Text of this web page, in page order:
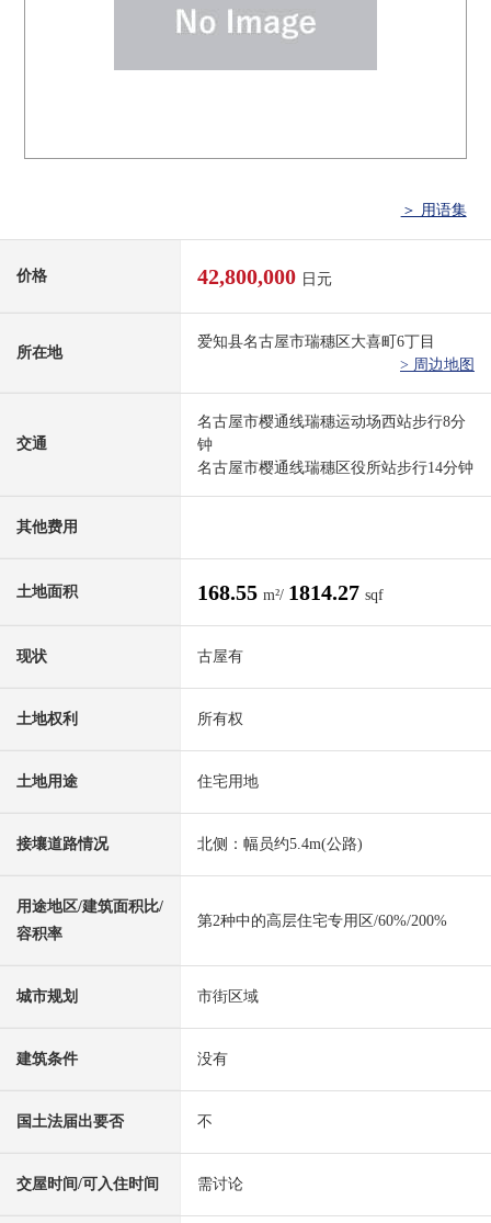
＞ 用语集
价格 42,800,000 日元
所在地
爱知县名古屋市瑞穗区大喜町6丁目
> 周边地图
交通
名古屋市樱通线瑞穗运动场西站步行8分
钟
名古屋市樱通线瑞穗区役所站步行14分钟
其他费用
土地面积 168.55 m²/ 1814.27 sqf
现状 古屋有
土地权利 所有权
土地用途 住宅用地
接壤道路情况 北侧：幅员约5.4m(公路)
用途地区/建筑面积比/
容积率
第2种中的高层住宅专用区/60%/200%
城市规划 市街区域
建筑条件 没有
国土法届出要否 不
交屋时间/可入住时间 需讨论